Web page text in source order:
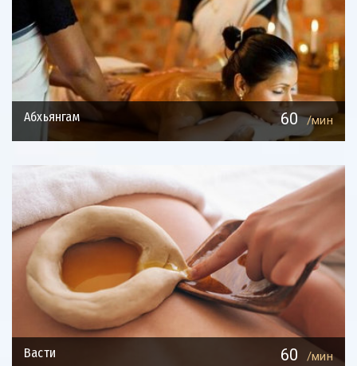
Абхьянгам 60 /мин
Васти 60 /мин